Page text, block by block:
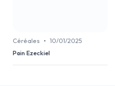
Céréales • 10/01/2025
Pain Ezeckiel